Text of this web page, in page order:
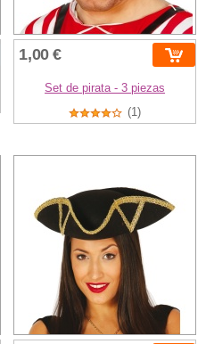
1,00 €
Set de pirata - 3 piezas
(1)